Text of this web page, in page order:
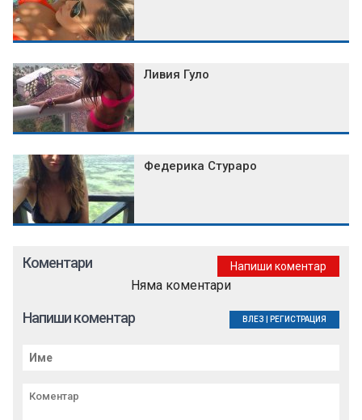
Ливия Гуло
Федерика Стураро
Коментари Напиши коментар
Няма коментари
Напиши коментар ВЛЕЗ РЕГИСТРАЦИЯ